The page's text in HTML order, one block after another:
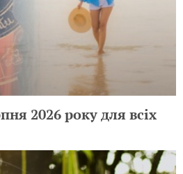
2026 року для всіх